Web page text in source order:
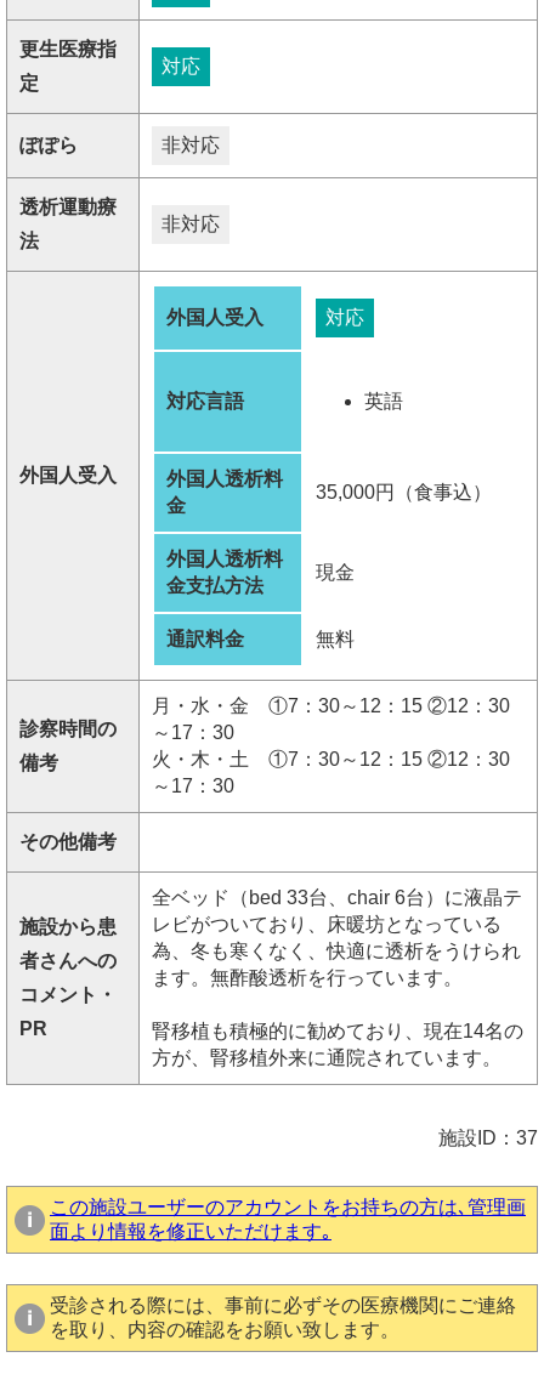
更生医療指
定
対応
ぽぽら 非対応
透析運動療
法
非対応
外国人受入
外国人受入 対応
対応言語 英語
外国人透析料
金
35,000円（食事込）
外国人透析料
金支払方法
現金
通訳料金 無料
診察時間の
備考
月・水・金 ①7：30～12：15 ②12：30
～17：30
火・木・土 ①7：30～12：15 ②12：30
～17：30
その他備考
施設から患
者さんへの
コメント・
PR
全ベッド（bed 33台、chair 6台）に液晶テ
レビがついており、床暖坊となっている
為、冬も寒くなく、快適に透析をうけられ
ます。無酢酸透析を行っています。
腎移植も積極的に勧めており、現在14名の
方が、腎移植外来に通院されています。
施設ID：37
この施設ユーザーのアカウントをお持ちの方は､管理画
面より情報を修正いただけます｡
受診される際には、事前に必ずその医療機関にご連絡
を取り、内容の確認をお願い致します。